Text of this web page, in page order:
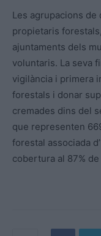
Les agrupacions
propietaris
ajuntaments dels
voluntaris. La seva
vigilància i primera
forestals i donar
cremades dins del
que representen
forestal associada
cobertura al 87%